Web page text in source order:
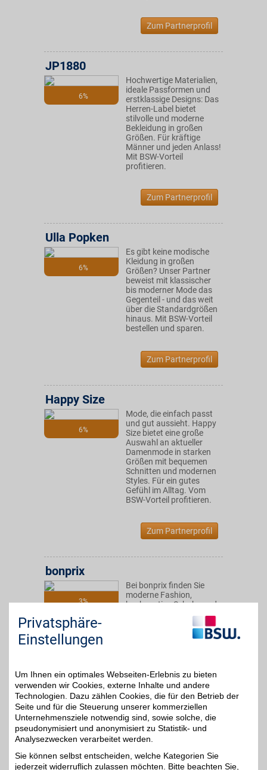
Zum Partnerprofil
6%
JP1880
Hochwertige Materialien,
ideale Passformen und
erstklassige Designs: Das
Herren-Label bietet
stilvolle und moderne
Bekleidung in großen
Größen. Für kräftige
Männer und jeden Anlass!
Mit BSW-Vorteil
profitieren.
Zum Partnerprofil
6%
Ulla Popken
Es gibt keine modische
Kleidung in großen
Größen? Unser Partner
beweist mit klassischer
bis moderner Mode das
Gegenteil - und das weit
über die Standardgrößen
hinaus. Mit BSW-Vorteil
bestellen und sparen.
Zum Partnerprofil
6%
Happy Size
Mode, die einfach passt
und gut aussieht. Happy
Size bietet eine große
Auswahl an aktueller
Damenmode in starken
Größen mit bequemen
Schnitten und modernen
Styles. Für ein gutes
Gefühl im Alltag. Vom
BSW-Vorteil profitieren.
Zum Partnerprofil
3%
bonprix
Bei bonprix finden Sie
moderne Fashion,
hochwertige Schuhe und
inspirierende Wohnideen.
Die Styles überzeugen
durch Qualität und
passen.
Zum Partnerprofil
Sheego
Mode, die glücklich
macht. Sheego bietet
Privatsphäre-
Einstellungen
Um Ihnen ein optimales Webseiten-Erlebnis zu bieten
verwenden wir Cookies, externe Inhalte und andere
Technologien. Dazu zählen Cookies, die für den Betrieb der
Seite und für die Steuerung unserer kommerziellen
Unternehmensziele notwendig sind, sowie solche, die
pseudonymisiert und anonymisiert zu Statistik- und
Analysezwecken verarbeitet werden.
Sie können selbst entscheiden, welche Kategorien Sie
jederzeit widerruflich zulassen möchten. Bitte beachten Sie,